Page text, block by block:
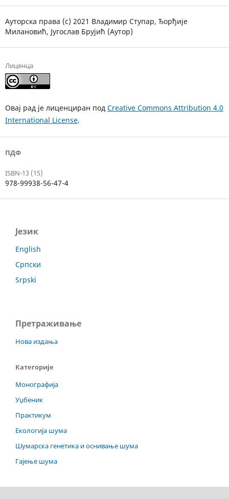
Ауторска права (c) 2021 Владимир Ступар, Ђорђије
Милановић, Југослав Брујић (Аутор)
Лиценца
Овај рад је лиценциран под Creative Commons Attribution 4.0
International License.
ПДФ
ISBN-13 (15)
978-99938-56-47-4
Језик
English
Српски
Srpski
Претраживање
Нова издања
Категорије
Монографија
Уџбеник
Практикум
Екологија шума
Шумарска генетика и оснивање шума
Гајење шума